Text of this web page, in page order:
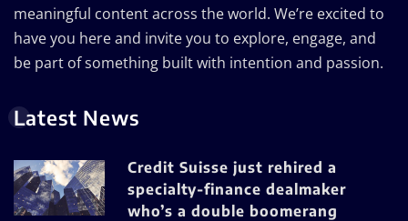
meaningful content across the world. We’re excited to
have you here and invite you to explore, engage, and
be part of something built with intention and passion.
Latest News
Credit Suisse just rehired a
specialty-finance dealmaker
who’s a double boomerang